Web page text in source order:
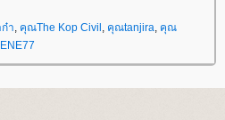
า, คุณThe Kop Civil, คุณtanjira, คุณ